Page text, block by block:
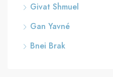
Givat Shmuel
Gan Yavné
Bnei Brak